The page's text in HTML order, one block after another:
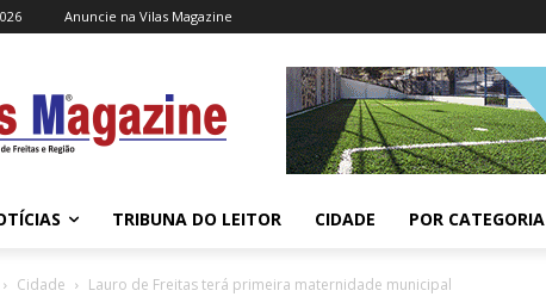
Anuncie na Vilas Magazine
TRIBUNA DO LEITOR CIDADE POR CATEGORIA
Cidade Lauro de Freitas terá primeira maternidade municipal